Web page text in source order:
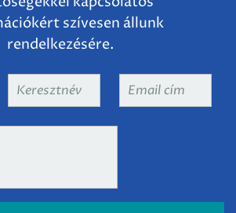
szívesen állunk
rendelkezésére.
Keresztnév
Email